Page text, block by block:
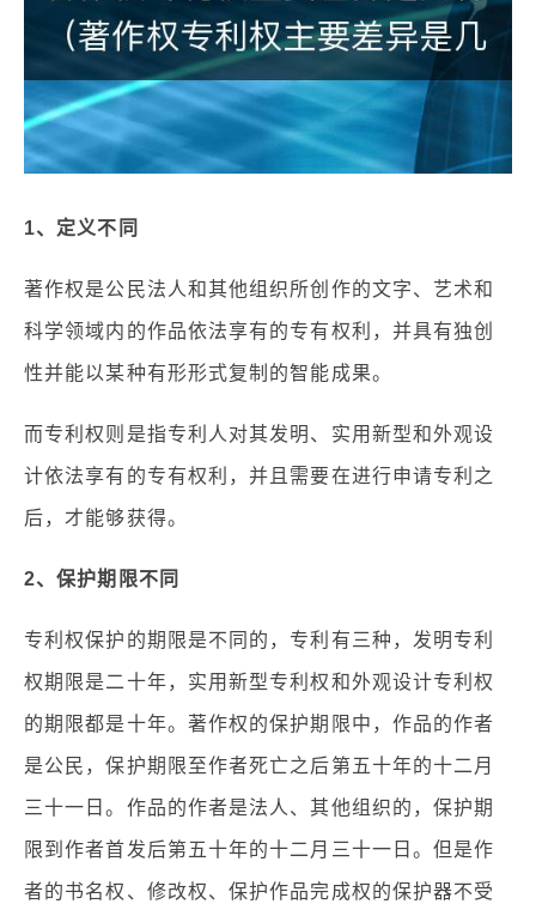
1、定义不同
著作权是公民法人和其他组织所创作的文字、艺术和
科学领域内的作品依法享有的专有权利，并具有独创
性并能以某种有形形式复制的智能成果。
而专利权则是指专利人对其发明、实用新型和外观设
计依法享有的专有权利，并且需要在进行申请专利之
后，才能够获得。
2、保护期限不同
专利权保护的期限是不同的，专利有三种，发明专利
权期限是二十年，实用新型专利权和外观设计专利权
的期限都是十年。著作权的保护期限中，作品的作者
是公民，保护期限至作者死亡之后第五十年的十二月
三十一日。作品的作者是法人、其他组织的，保护期
限到作者首发后第五十年的十二月三十一日。但是作
者的书名权、修改权、保护作品完成权的保护器不受